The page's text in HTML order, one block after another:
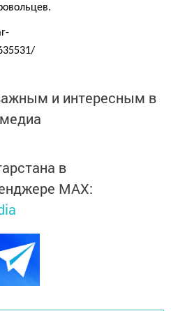
и интересным в
в
MАХ: